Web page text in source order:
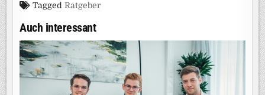
TaggedRatgeber
Auch interessant